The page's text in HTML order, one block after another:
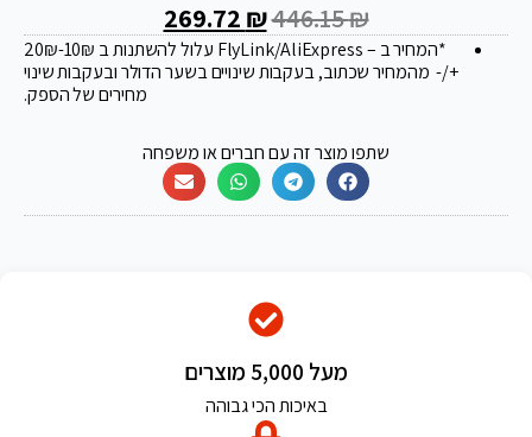
446.15₪
269.72 ₪
*המחיר ב – FlyLink/AliExpress עלול להשתנות ב 20 ₪-10₪
+/- מהמחיר שכתוב, בעקבות שינויים בשער הדולר ובעקבות שינוי
מחירים של הספק.
שתפו מוצר זה עם חברים או משפחה
מעל 5,000 מוצרים
באיכות הכי גבוהה